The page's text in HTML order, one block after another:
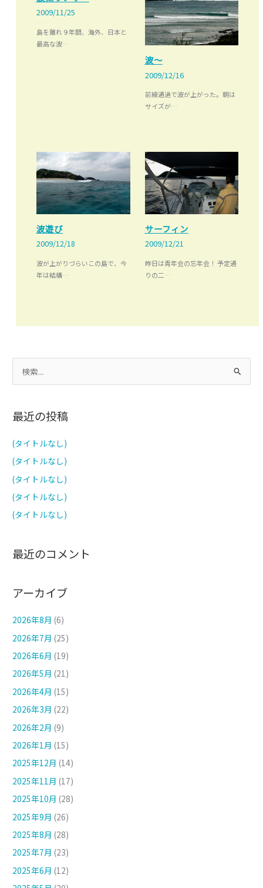
2009/11/25
島を離れ９年間、海外、日本と
最高な波…
波～
2009/12/16
前線通過で波が上がった。朝は
サイズが…
波遊び
2009/12/18
波が上がりづらいこの島で、今
年は結構…
サーフィン
2009/12/21
昨日は青年会の忘年会！ 予定通
りの二…
索
象
最近の投稿
(タイトルなし)
(タイトルなし)
(タイトルなし)
(タイトルなし)
(タイトルなし)
最近のコメント
アーカイブ
2026年8月 (6)
2026年7月 (25)
2026年6月 (19)
2026年5月 (21)
2026年4月 (15)
2026年3月 (22)
2026年2月 (9)
2026年1月 (15)
2025年12月 (14)
2025年11月 (17)
2025年10月 (28)
2025年9月 (26)
2025年8月 (28)
2025年7月 (23)
2025年6月 (12)